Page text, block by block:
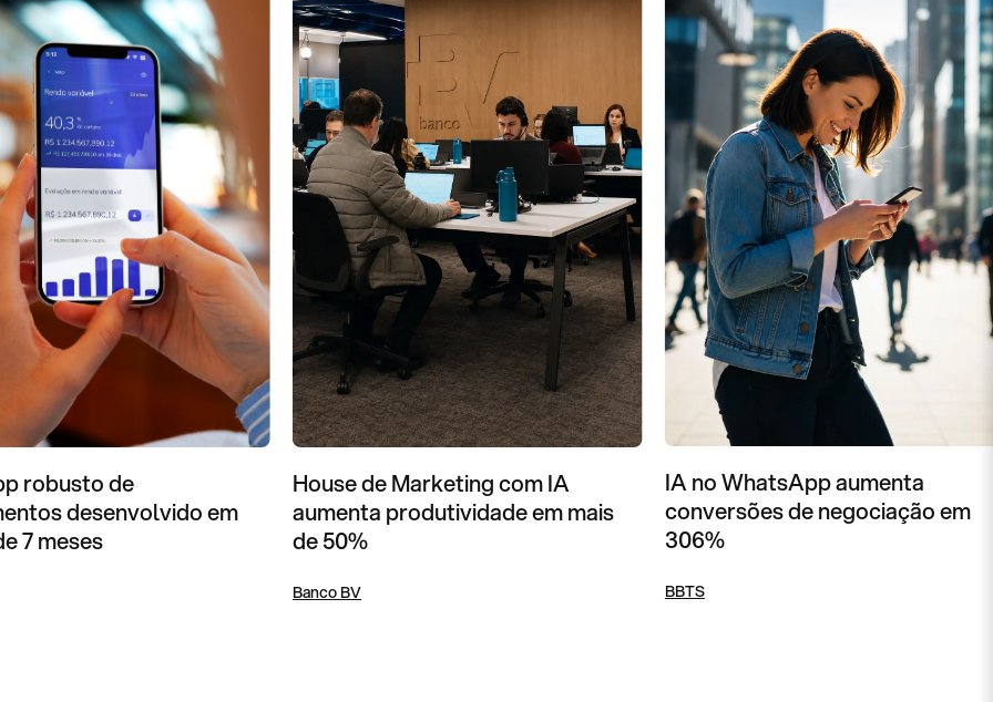
robusto de
desenvolvido em
7 meses
House de Marketing com IA
aumenta produtividade em mais
de 50%
Banco BV
IA no WhatsApp aumenta
conversões de negociação em
306%
BBTS